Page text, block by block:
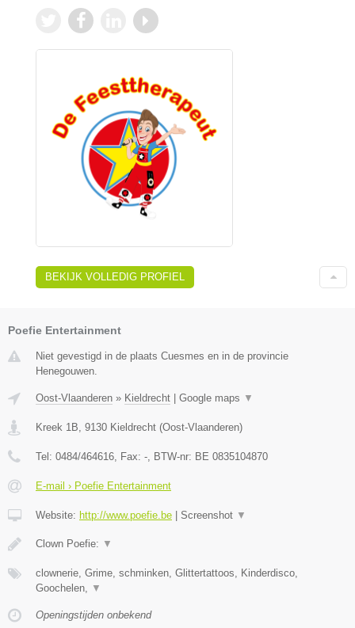
BEKIJK VOLLEDIG PROFIEL
Poefie Entertainment
Niet gevestigd in de plaats Cuesmes en in de provincie
Henegouwen.
Oost-Vlaanderen » Kieldrecht | Google maps ▼
Kreek 1B 9130 Kieldrecht (Oost-Vlaanderen)
Tel: 0484/464616 , Fax: - , BTW-nr: BE 0835104870
E-mail › Poefie Entertainment
Website: http://www.poefie.be | Screenshot ▼
Clown Poefie: ▼
clownerie, Grime, schminken, Glittertattoos, Kinderdisco,
Goochelen,
▼
Openingstijden onbekend